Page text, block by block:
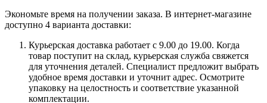
Экономьте время на получении заказа. В интернет-магазине
доступно 4 варианта доставки:
Курьерская доставка работает с 9.00 до 19.00. Когда
товар поступит на склад, курьерская служба свяжется
для уточнения деталей. Специалист предложит выбрать
удобное время доставки и уточнит адрес. Осмотрите
упаковку на целостность и соответствие указанной
комплектации.